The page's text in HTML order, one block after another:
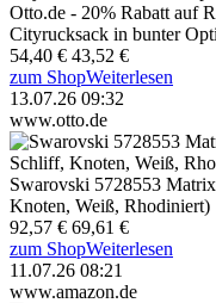
Otto.de - 20% Rabatt auf
Cityrucksack in bunter
54,40 € 43,52 €
zum ShopWeiterlesen
13.07.26 09:32
www.otto.de
Swarovski 5728553
Knoten, Weiß, Rhodiniert)
92,57 € 69,61 €
zum ShopWeiterlesen
11.07.26 08:21
www.amazon.de